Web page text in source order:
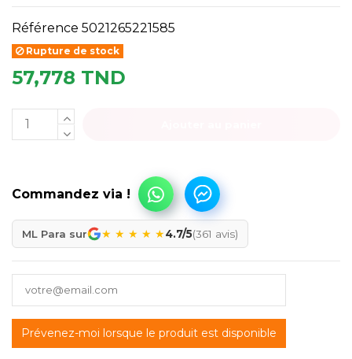
Référence 5021265221585
Rupture de stock
57,778 TND
ML Para sur ★ ★ ★ ★ ★4.7/5(361 avis)